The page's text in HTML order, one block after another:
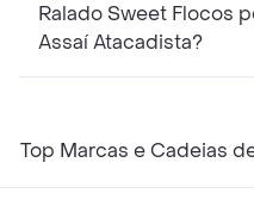
Ralado Sweet Flocos
Assaí Atacadista?
Top Marcas e Cadeias